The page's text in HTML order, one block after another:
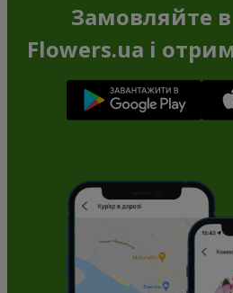
Замовляйте
Flowers.ua і